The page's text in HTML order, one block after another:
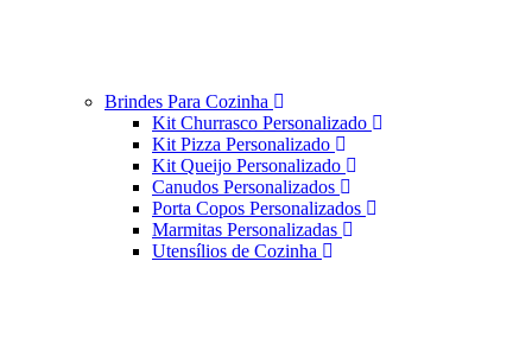
Brindes Para Cozinha
Kit Churrasco Personalizado
Kit Pizza Personalizado
Kit Queijo Personalizado
Canudos Personalizados
Porta Copos Personalizados
Marmitas Personalizadas
Utensílios de Cozinha